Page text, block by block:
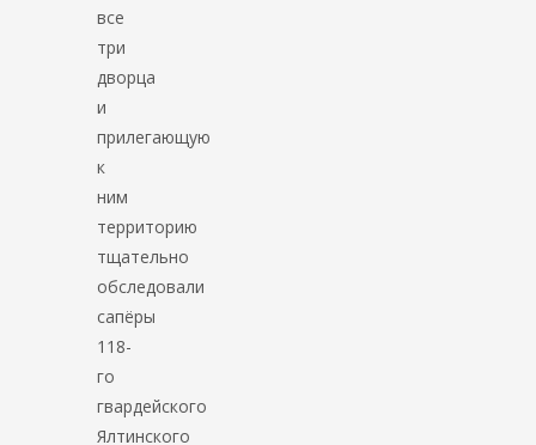
все
три
дворца
и
прилегающую
к
ним
территорию
тщательно
обследовали
сапёры
118-
го
гвардейского
Ялтинского